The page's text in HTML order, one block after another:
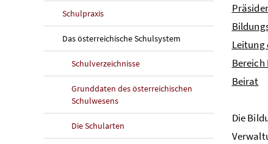
Schulpraxis
Das österreichische Schulsystem
Schulverzeichnisse
Grunddaten des österreichischen
Schulwesens
Die Schularten
Leitung
Bereich
Beirat
Die